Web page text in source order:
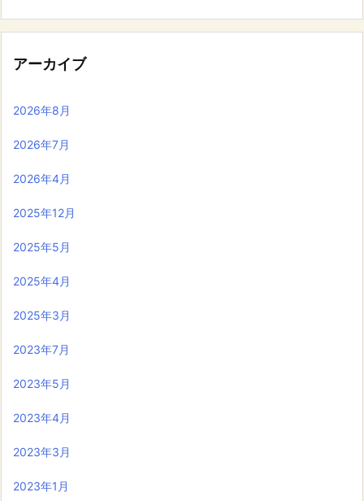
アーカイブ
2026年8月
2026年7月
2026年4月
2025年12月
2025年5月
2025年4月
2025年3月
2023年7月
2023年5月
2023年4月
2023年3月
2023年1月